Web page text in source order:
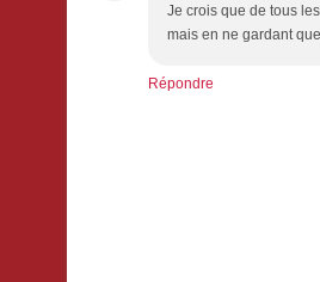
Je crois que de tous
mais en ne gardant
Répondre